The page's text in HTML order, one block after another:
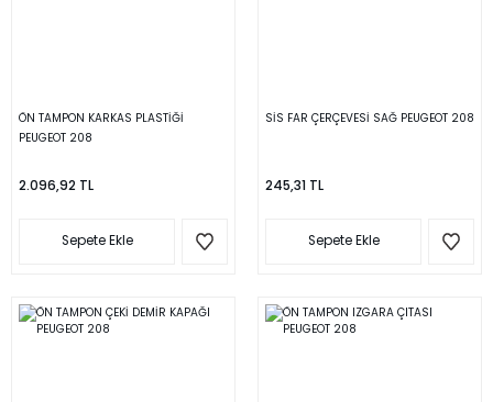
ÖN TAMPON KARKAS PLASTİĞİ
PEUGEOT 208
2.096,92 TL
Sepete Ekle
SİS FAR ÇERÇEVESİ SAĞ PEUGEOT 208
245,31 TL
Sepete Ekle